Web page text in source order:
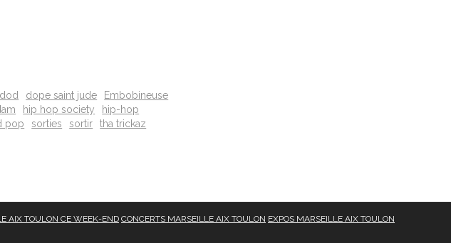
dope saint jude
Embobineuse
hip hop society
hip-hop
pop sorties sortir
tha trickaz
AIX TOULON CE WEEK-END CONCERTS MARSEILLE AIX TOULON EXPOS MARSEILLE AIX TOULON